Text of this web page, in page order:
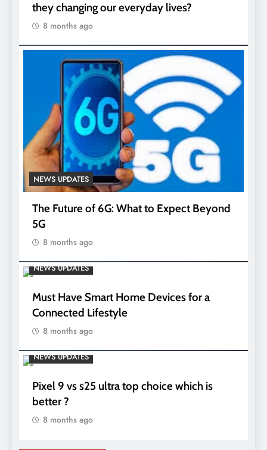
they changing our everyday lives?
8 months ago
NEWS UPDATES
The Future of 6G: What to Expect Beyond
5G
8 months ago
NEWS UPDATES
Must Have Smart Home Devices for a
Connected Lifestyle
8 months ago
NEWS UPDATES
Pixel 9 vs s25 ultra top choice which is
better ?
8 months ago